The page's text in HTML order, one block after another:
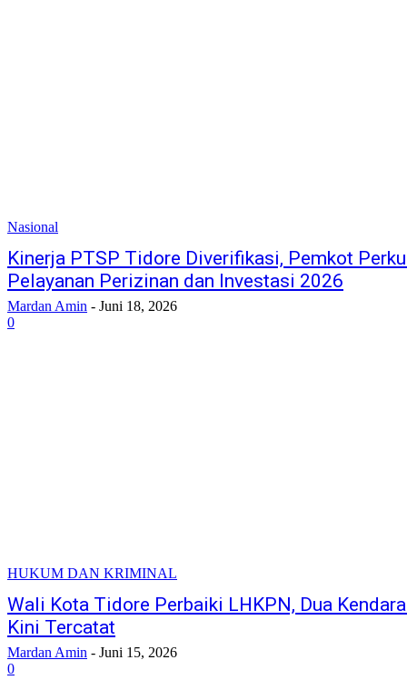
Nasional
Kinerja PTSP Tidore Diverifikasi, Pemkot
Pelayanan Perizinan dan Investasi 2026
Mardan Amin - Juni 18, 2026
0
HUKUM DAN KRIMINAL
Wali Kota Tidore Perbaiki LHKPN, Dua
Kini Tercatat
Mardan Amin - Juni 15, 2026
0